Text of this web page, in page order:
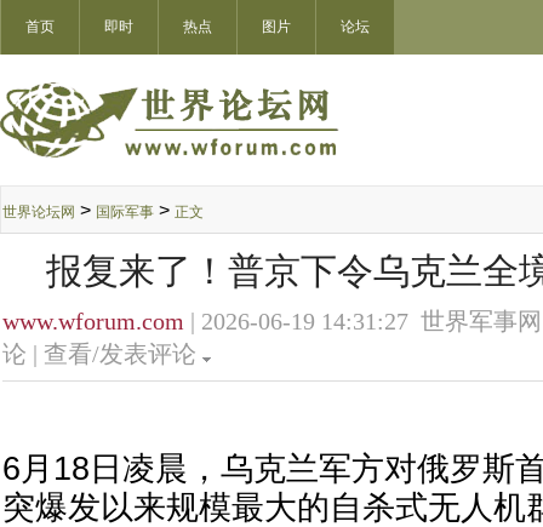
首页 即时 热点 图片 论坛
世界论坛网 > 国际军事 > 正文
报复来了！普京下令乌克兰全
www.wforum.com | 2026-06-19 14:31:27 世界军事
论 | 查看/发表评论
6月18日凌晨，乌克兰军方对俄罗斯
突爆发以来规模最大的自杀式无人机